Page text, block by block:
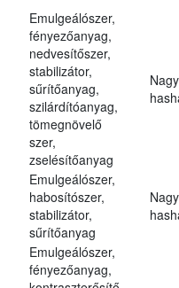
Emulgeálószer,
fényezőanyag,
nedvesítőszer,
stabilizátor,
sűrítőanyag,
szilárdítóanyag,
tömegnövelő
szer,
zselésítőanyag
Emulgeálószer,
habosítószer,
stabilizátor,
sűrítőanyag
Emulgeálószer,
fényezőanyag,